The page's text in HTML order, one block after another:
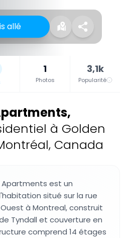
allé
1
Photos
3,1k
Popularité
,
à Golden
Canada
est un
situé sur la rue
à Montreal, construit
Tyndall et couverture en
comprend 14 étages